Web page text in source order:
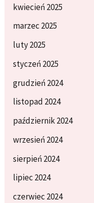
kwiecień 2025
marzec 2025
luty 2025
styczeń 2025
grudzień 2024
listopad 2024
październik 2024
wrzesień 2024
sierpień 2024
lipiec 2024
czerwiec 2024